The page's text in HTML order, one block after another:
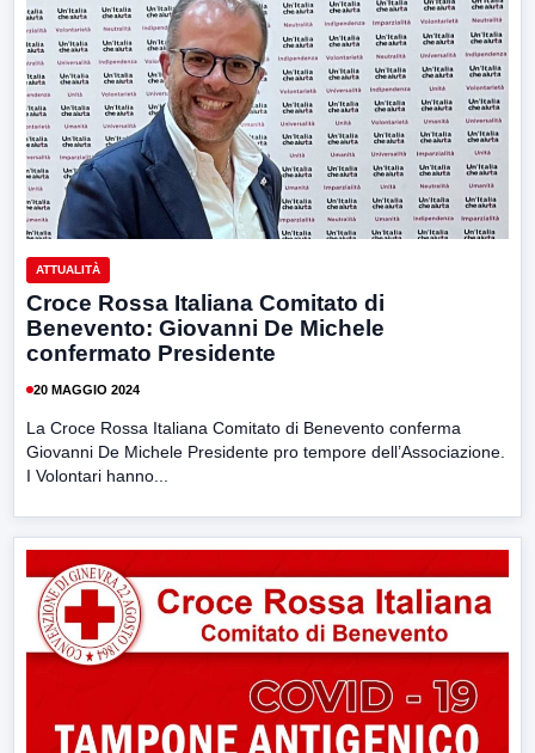
ATTUALITÀ
Croce Rossa Italiana Comitato di
Benevento: Giovanni De Michele
confermato Presidente
20 MAGGIO 2024
La Croce Rossa Italiana Comitato di Benevento conferma
Giovanni De Michele Presidente pro tempore dell’Associazione.
I Volontari hanno...